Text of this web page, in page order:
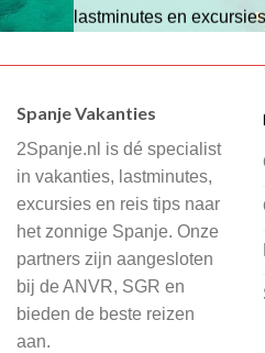
lastminutes en
Wij hebben een breed
of je nu wilt relaxen op
cultuur wilt ontdekken of
in de natuur.
Bij 2Spanje.nl begint de
voordat je het vliegtuig
inspiratie op te doen
Spanje Vakanties
2Spanje.nl is dé specialist
in vakanties, lastminutes,
excursies en reis tips naar
het zonnige Spanje. Onze
partners zijn aangesloten
bij de ANVR, SGR en
bieden de beste reizen
aan.